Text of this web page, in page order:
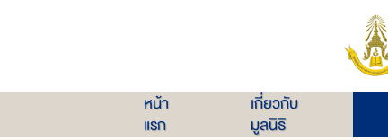
หน้า
แรก
เกี่ยวกับ
มูลนิธิ